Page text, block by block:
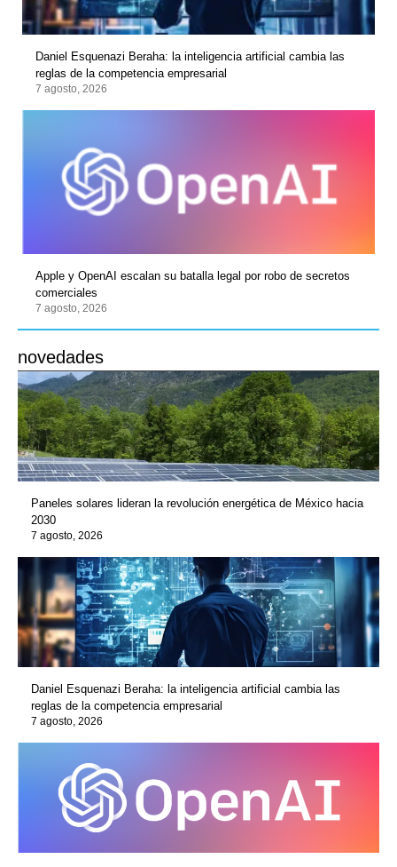
Daniel Esquenazi Beraha: la inteligencia artificial cambia las
reglas de la competencia empresarial
7 agosto, 2026
Apple y OpenAI escalan su batalla legal por robo de secretos
comerciales
7 agosto, 2026
novedades
Paneles solares lideran la revolución energética de México hacia
2030
7 agosto, 2026
Daniel Esquenazi Beraha: la inteligencia artificial cambia las
reglas de la competencia empresarial
7 agosto, 2026